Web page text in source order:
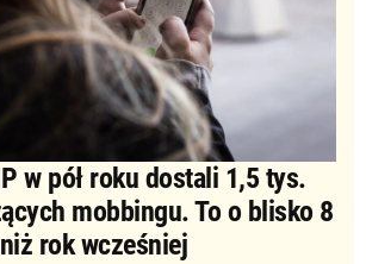
w pół roku dostali 1,5 tys.
mobbingu. To o blisko 8
rok wcześniej